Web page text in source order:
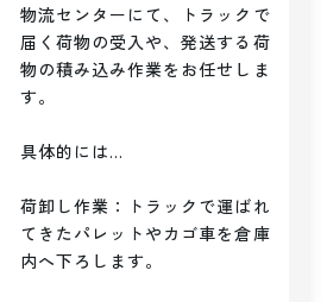
物流センターにて、トラックで
届く荷物の受入や、発送する荷
物の積み込み作業をお任せしま
す。
具体的には…
荷卸し作業：トラックで運ばれ
てきたパレットやカゴ車を倉庫
内へ下ろします。